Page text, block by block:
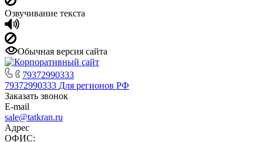
Озвучивание текста
Обычная версия сайта
79372990333
79372990333 Для регионов РФ
Заказать звонок
E-mail
sale@tatkran.ru
Адрес
ОФИС: